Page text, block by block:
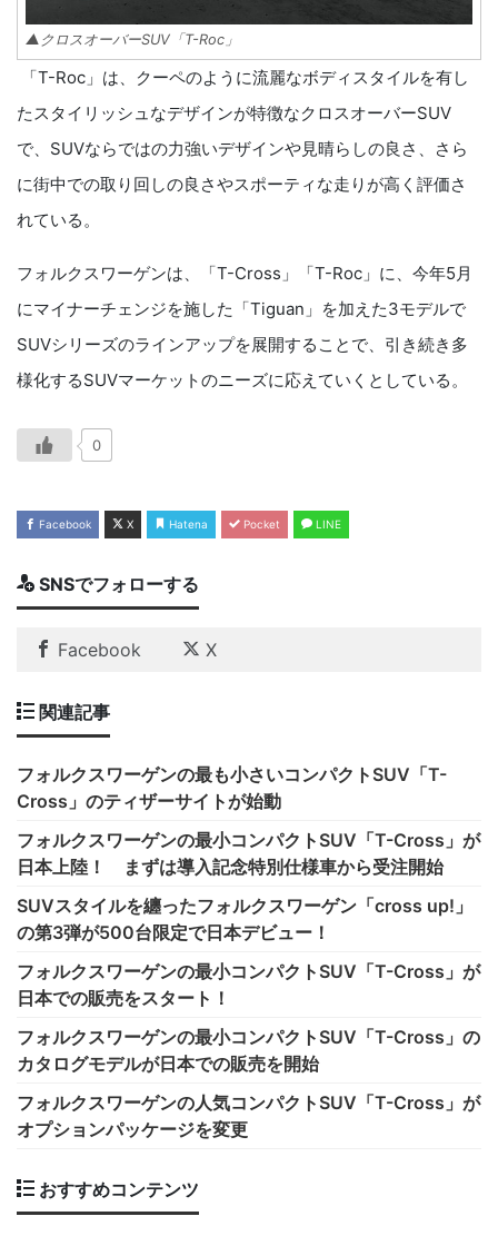
▲クロスオーバーSUV「T-Roc」
「T-Roc」は、クーペのように流麗なボディスタイルを有し
たスタイリッシュなデザインが特徴なクロスオーバーSUV
で、SUVならではの力強いデザインや見晴らしの良さ、さら
に街中での取り回しの良さやスポーティな走りが高く評価さ
れている。
フォルクスワーゲンは、「T-Cross」「T-Roc」に、今年5月
にマイナーチェンジを施した「Tiguan」を加えた3モデルで
SUVシリーズのラインアップを展開することで、引き続き多
様化するSUVマーケットのニーズに応えていくとしている。
0
Facebook X Hatena Pocket LINE
SNSでフォローする
Facebook X
関連記事
フォルクスワーゲンの最も小さいコンパクトSUV「T-
Cross」のティザーサイトが始動
フォルクスワーゲンの最小コンパクトSUV「T-Cross」が
日本上陸！ まずは導入記念特別仕様車から受注開始
SUVスタイルを纏ったフォルクスワーゲン「cross up!」
の第3弾が500台限定で日本デビュー！
フォルクスワーゲンの最小コンパクトSUV「T-Cross」が
日本での販売をスタート！
フォルクスワーゲンの最小コンパクトSUV「T-Cross」の
カタログモデルが日本での販売を開始
フォルクスワーゲンの人気コンパクトSUV「T-Cross」が
オプションパッケージを変更
おすすめコンテンツ